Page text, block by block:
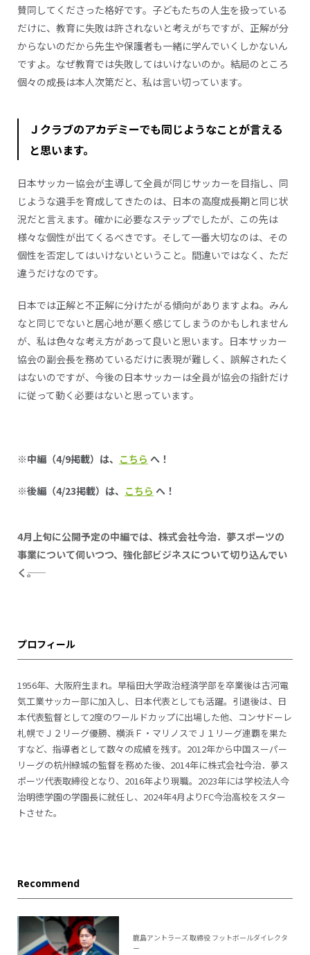
賛同してくださった格好です。子どもたちの人生を扱っている
だけに、教育に失敗は許されないと考えがちですが、正解が分
からないのだから先生や保護者も一緒に学んでいくしかないん
ですよ。なぜ教育では失敗してはいけないのか。結局のところ
個々の成長は本人次第だと、私は言い切っています。
Ｊクラブのアカデミーでも同じようなことが言える
と思います。
日本サッカー協会が主導して全員が同じサッカーを目指し、同
じような選手を育成してきたのは、日本の高度成長期と同じ状
況だと言えます。確かに必要なステップでしたが、この先は
様々な個性が出てくるべきです。そして一番大切なのは、その
個性を否定してはいけないということ。間違いではなく、ただ
違うだけなのです。
日本では正解と不正解に分けたがる傾向がありますよね。みん
なと同じでないと居心地が悪く感じてしまうのかもしれません
が、私は色々な考え方があって良いと思います。日本サッカー
協会の副会長を務めているだけに表現が難しく、誤解されたく
はないのですが、今後の日本サッカーは全員が協会の指針だけ
に従って動く必要はないと思っています。
※中編（4/9掲載）は、 こちら へ！
※後編（4/23掲載）は、 こちら へ！
4月上旬に公開予定の中編では、株式会社今治．夢スポーツの
事業について伺いつつ、強化部ビジネスについて切り込んでい
く――。
プロフィール
1956年、大阪府生まれ。早稲田大学政治経済学部を卒業後は古河電
気工業サッカー部に加入し、日本代表としても活躍。引退後は、日
本代表監督として2度のワールドカップに出場した他、コンサドーレ
札幌でＪ２リーグ優勝、横浜Ｆ・マリノスでＪ１リーグ連覇を果た
すなど、指導者として数々の成績を残す。2012年から中国スーパー
リーグの杭州緑城の監督を務めた後、2014年に株式会社今治．夢ス
ポーツ代表取締役となり、2016年より現職。2023年には学校法人今
治明徳学園の学園長に就任し、2024年4月よりFC今治高校をスター
トさせた。
Recommend
鹿島アントラーズ 取締役 フットボールダイレクタ
ー